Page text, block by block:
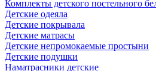
Комплекты детского постельного
Детские одеяла
Детские покрывала
Детские матрасы
Детские непромокаемые простыни
Детские подушки
Наматрасники детские